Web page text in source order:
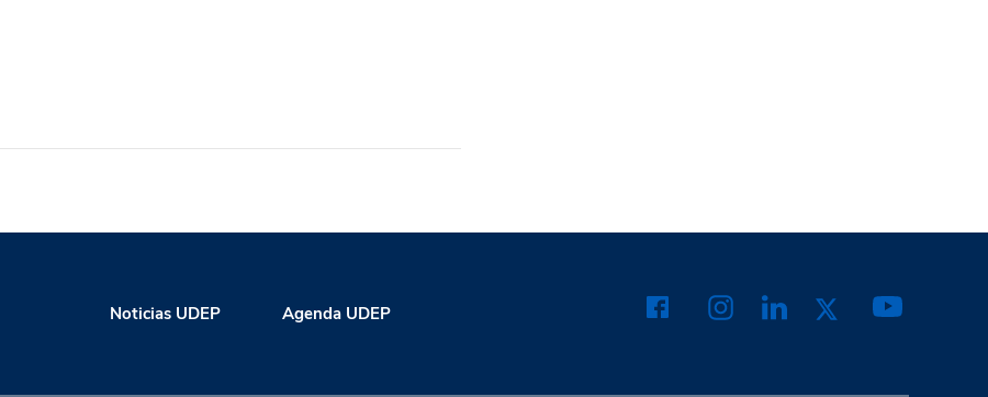
Noticias UDEP Agenda UDEP